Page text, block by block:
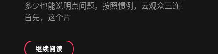
多少也能说明点问题。按照惯例，云观众三连：
首先，这个片
继续阅读LYCORIS